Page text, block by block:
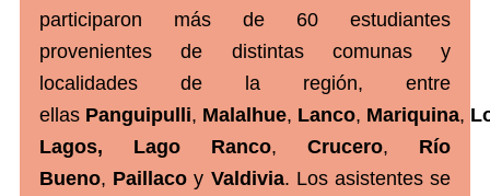
participaron más de 60 estudiantes
provenientes de distintas comunas y
localidades de la región, entre
ellas Panguipulli, Malalhue, Lanco, Mariquina,
Lagos,
Lago Ranco, Crucero, Río
Bueno, Paillaco y Valdivia. Los asistentes se